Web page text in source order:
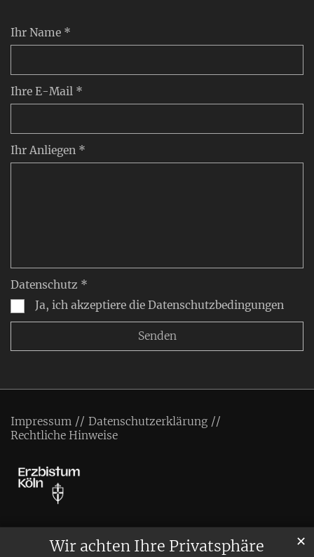
Wir achten Ihre Privatsphäre ✕
Ihr Name *
Ihre E-Mail *
Ihr Anliegen *
Datenschutz *
Ja, ich akzeptiere die Datenschutzbedingungen
Impressum
Datenschutzerklärung
Rechtliche Hinweise